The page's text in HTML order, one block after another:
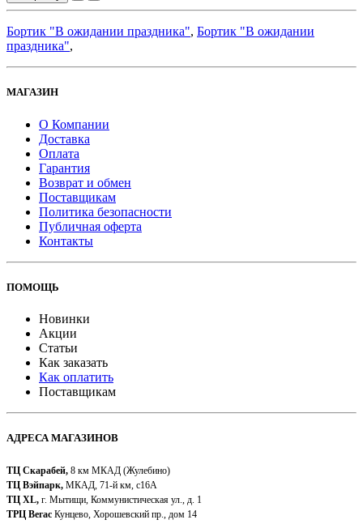
Бортик "В ожидании праздника", Бортик "В ожидании
праздника",
МАГАЗИН
О Компании
Доставка
Оплата
Гарантия
Возврат и обмен
Поставщикам
Политика безопасности
Публичная оферта
Контакты
ПОМОЩЬ
Новинки
Акции
Статьи
Как заказать
Как оплатить
Поставщикам
АДРЕСА МАГАЗИНОВ
ТЦ Скарабей, 8 км МКАД (Жулебино)
ТЦ Вэйпарк, МКАД, 71-й км, с16А
ТЦ XL, г. Мытищи, Коммунистическая ул., д. 1
ТРЦ Вегас Кунцево, Хорошевский пр., дом 14